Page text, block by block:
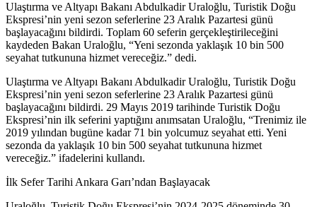
Ulaştırma ve Altyapı Bakanı Abdulkadir Uraloğlu, Turistik Doğu
Ekspresi’nin yeni sezon seferlerine 23 Aralık Pazartesi günü
başlayacağını bildirdi. Toplam 60 seferin gerçekleştirileceğini
kaydeden Bakan Uraloğlu, “Yeni sezonda yaklaşık 10 bin 500
seyahat tutkununa hizmet vereceğiz.” dedi.
Ulaştırma ve Altyapı Bakanı Abdulkadir Uraloğlu, Turistik Doğu
Ekspresi’nin yeni sezon seferlerine 23 Aralık Pazartesi günü
başlayacağını bildirdi. 29 Mayıs 2019 tarihinde Turistik Doğu
Ekspresi’nin ilk seferini yaptığını anımsatan Uraloğlu, “Trenimiz ile
2019 yılından bugüne kadar 71 bin yolcumuz seyahat etti. Yeni
sezonda da yaklaşık 10 bin 500 seyahat tutkununa hizmet
vereceğiz.” ifadelerini kullandı.
İlk Sefer Tarihi Ankara Garı’ndan Başlayacak